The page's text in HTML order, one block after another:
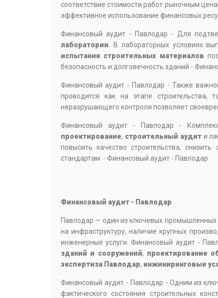
соответствие стоимости работ рыночным
эффективное использование финансовых
Финансовый аудит - Павлодар - Для
лаборатории . В лабораторных условиях
испытания строительных материалов
безопасность и долговечность зданий -
Финансовый аудит - Павлодар - Также
проводится как на этапе
неразрушающего контроля позволяет
Финансовый аудит - Павлодар -
проектирование, строительный аудити
повысить качество строительства,
стандартам - Финансовый аудит - Павлодар.
Финансовый аудит - Павлодар
Павлодар — один из ключевых промышленных
на инфраструктуру, наличие крупных
инженерные услуги. Финансовый аудит -
зданий и сооружений, проектирование
экспертиза Павлодар, инжиниринговые
Финансовый аудит - Павлодар - Одним из
фактического состояния строительных